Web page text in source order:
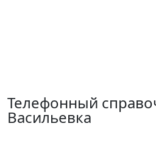
Телефонный
Васильевка